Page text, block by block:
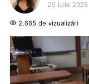
25 iulie 2025
2.665 de vizualizări